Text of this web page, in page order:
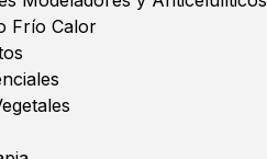
Frío Calor